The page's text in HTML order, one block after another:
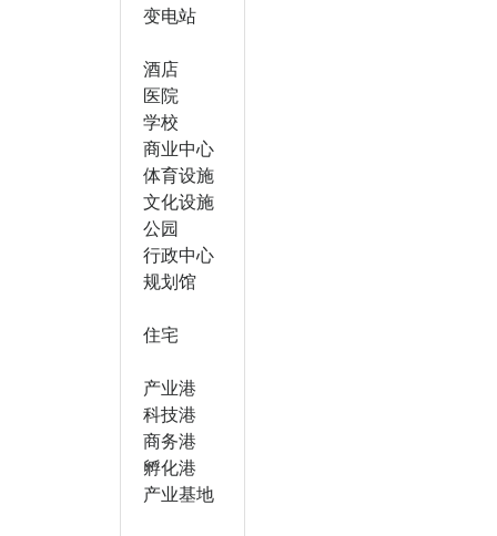
变电站
酒店
医院
学校
商业中心
体育设施
文化设施
公园
行政中心
规划馆
住宅
产业港
科技港
商务港
孵化港
产业基地